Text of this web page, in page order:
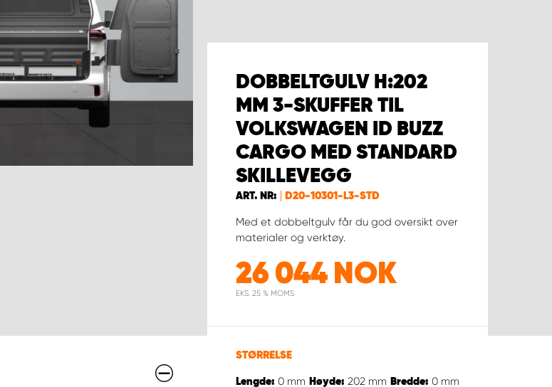
DOBBELTGULV H:202
MM 3-SKUFFER TIL
VOLKSWAGEN ID BUZZ
CARGO MED STANDARD
SKILLEVEGG
ART. NR: D20-10301-L3-STD
Med et dobbeltgulv får du god oversikt over
materialer og verktøy.
26 044 NOK
EKS. 25 % MOMS
STØRRELSE
Lengde: 0 mm Høyde: 202 mm Bredde: 0 mm